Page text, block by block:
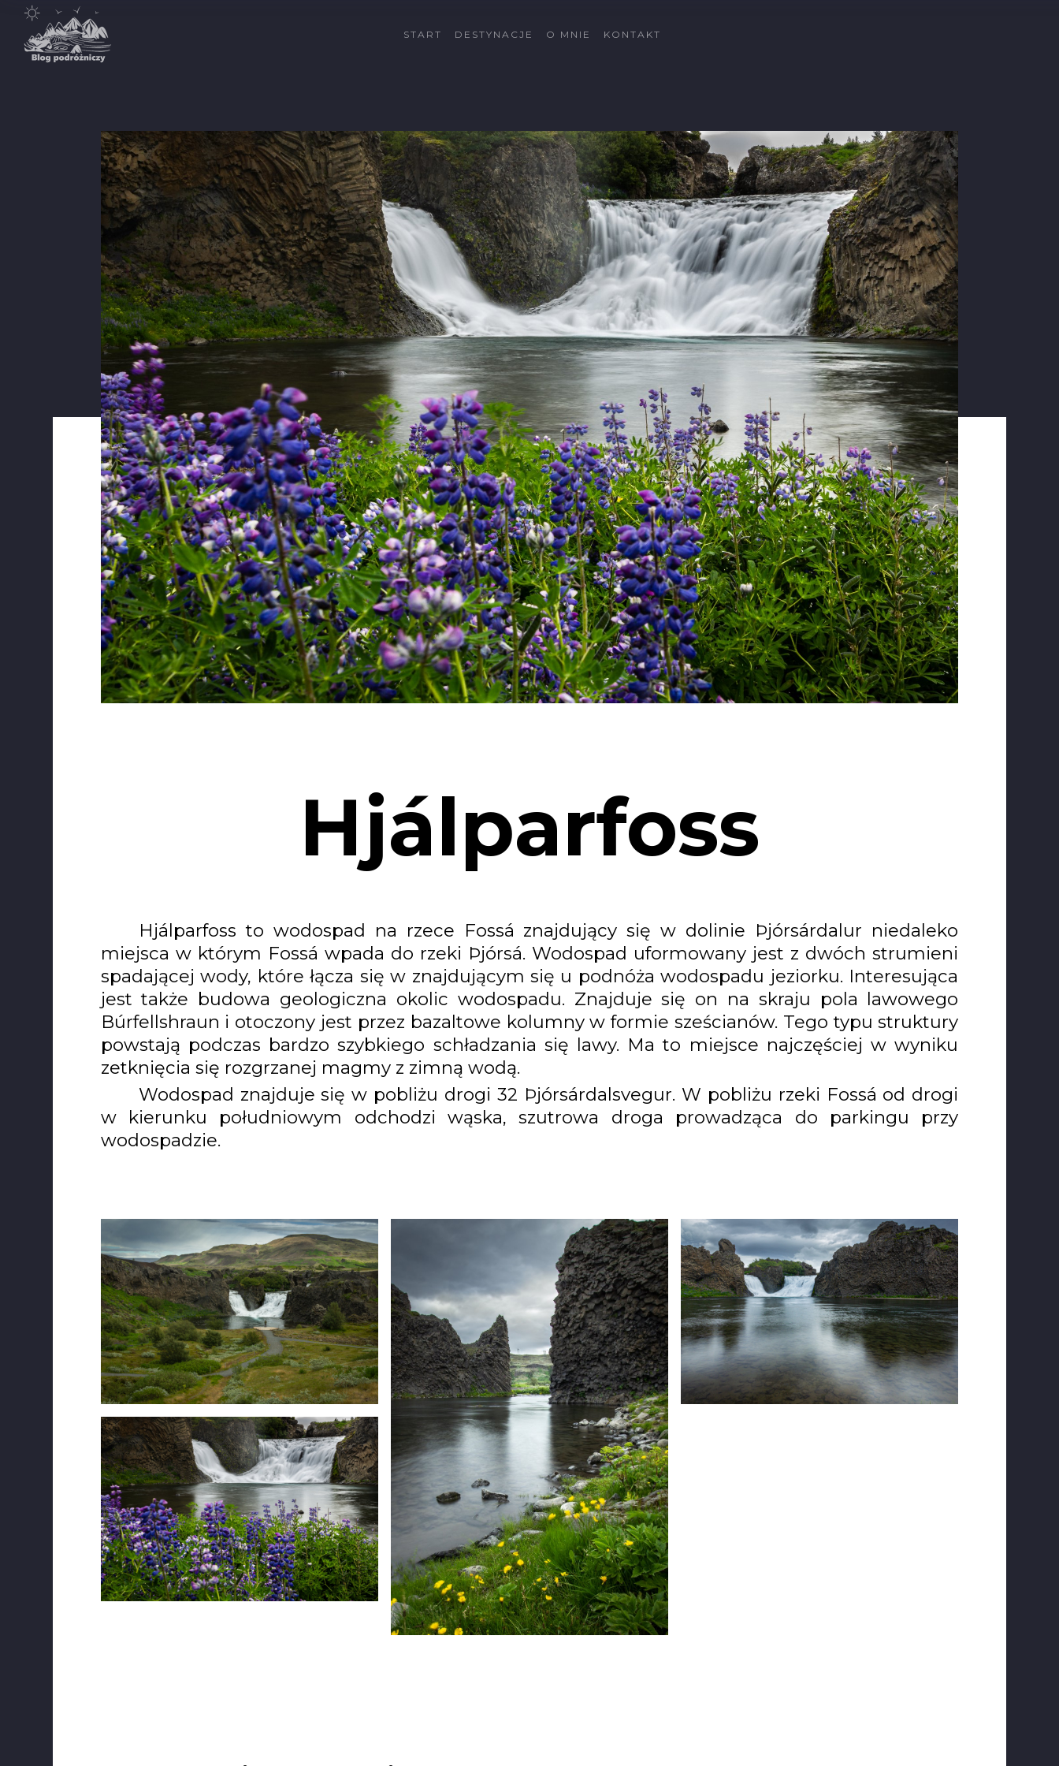
START DESTYNACJE O MNIE KONTAKT
Gran Canaria Islandia Katalonia
Kreta La Palma Lanzarote
Malta Minorka Rodos
Schwarzwald Tatry Tatry Wysokie
Telemark Val di Sole Vallée du Rhône
Wszystkie dectynacje→
Hjálparfoss
Hjálparfoss to wodospad na rzece Fossá znajdujący się w dolinie Þjórsárdalur niedaleko
miejsca w którym Fossá wpada do rzeki Þjórsá. Wodospad uformowany jest z dwóch strumieni
spadającej wody, które łącza się w znajdującym się u podnóża wodospadu jeziorku. Interesująca
jest także budowa geologiczna okolic wodospadu. Znajduje się on na skraju pola lawowego
Búrfellshraun i otoczony jest przez bazaltowe kolumny w formie sześcianów. Tego typu struktury
powstają podczas bardzo szybkiego schładzania się lawy. Ma to miejsce najczęściej w wyniku
zetknięcia się rozgrzanej magmy z zimną wodą.
Wodospad znajduje się w pobliżu drogi 32 Þjórsárdalsvegur. W pobliżu rzeki Fossá od drogi
w kierunku południowym odchodzi wąska, szutrowa droga prowadząca do parkingu przy
wodospadzie.